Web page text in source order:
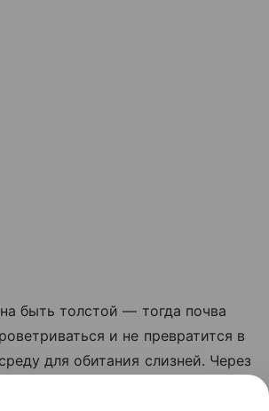
быть толстой — тогда почва
и не превратится в
для обитания слизней. Через